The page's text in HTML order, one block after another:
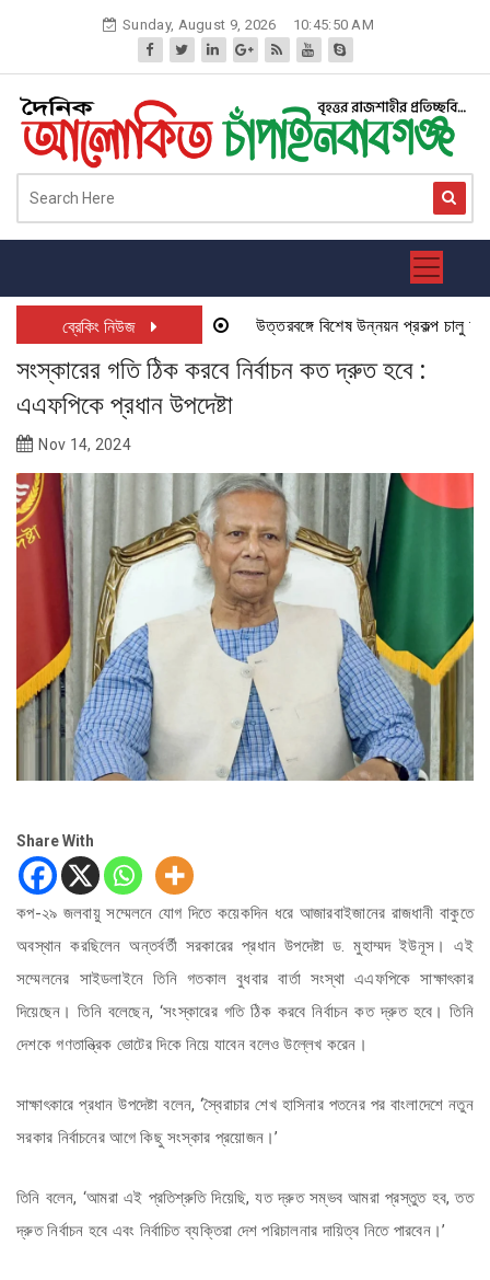
Sunday, August 9, 2026 10:45:50 AM
ব্রেকিং নিউজ উত্তরবঙ্গে বিশেষ উন্নয়ন প্রকল্প চালু হতে
সংস্কারের গতি ঠিক করবে নির্বাচন কত দ্রুত হবে :
এএফপিকে প্রধান উপদেষ্টা
Nov 14, 2024
Share With
কপ-২৯ জলবায়ু সম্মেলনে যোগ দিতে কয়েকদিন ধরে আজারবাইজানের রাজধানী বাকুতে
অবস্থান করছিলেন অন্তর্বর্তী সরকারের প্রধান উপদেষ্টা ড. মুহাম্মদ ইউনূস। এই
সম্মেলনের সাইডলাইনে তিনি গতকাল বুধবার বার্তা সংস্থা এএফপিকে সাক্ষাৎকার
দিয়েছেন। তিনি বলেছেন, ‘সংস্কারের গতি ঠিক করবে নির্বাচন কত দ্রুত হবে। তিনি
দেশকে গণতান্ত্রিক ভোটের দিকে নিয়ে যাবেন বলেও উল্লেখ করেন।
সাক্ষাৎকারে প্রধান উপদেষ্টা বলেন, ‘স্বৈরাচার শেখ হাসিনার পতনের পর বাংলাদেশে নতুন
সরকার নির্বাচনের আগে কিছু সংস্কার প্রয়োজন।’
তিনি বলেন, ‘আমরা এই প্রতিশ্রুতি দিয়েছি, যত দ্রুত সম্ভব আমরা প্রস্তুত হব, তত
দ্রুত নির্বাচন হবে এবং নির্বাচিত ব্যক্তিরা দেশ পরিচালনার দায়িত্ব নিতে পারবেন।’